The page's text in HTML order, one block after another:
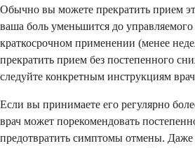
Обычно вы можете прекратить прием
ваша боль уменьшится до
краткосрочном применении (менее
прекратить прием без постепенного
следуйте конкретным инструкциям
Если вы принимаете его регулярно
врач может порекомендовать
предотвратить симптомы отмены. Даже